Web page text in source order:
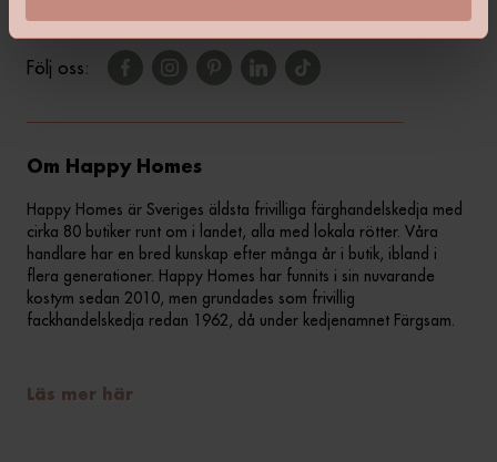
Följ oss:
Om Happy Homes
Happy Homes är Sveriges äldsta frivilliga färghandelskedja med
cirka 80 butiker runt om i landet, alla med lokala rötter. Våra
handlare har en bred kunskap efter många år i butik, ibland i
flera generationer. Happy Homes har funnits i sin nuvarande
kostym sedan 2010, men grundades som frivillig
fackhandelskedja redan 1962, då under kedjenamnet Färgsam.
Läs mer här